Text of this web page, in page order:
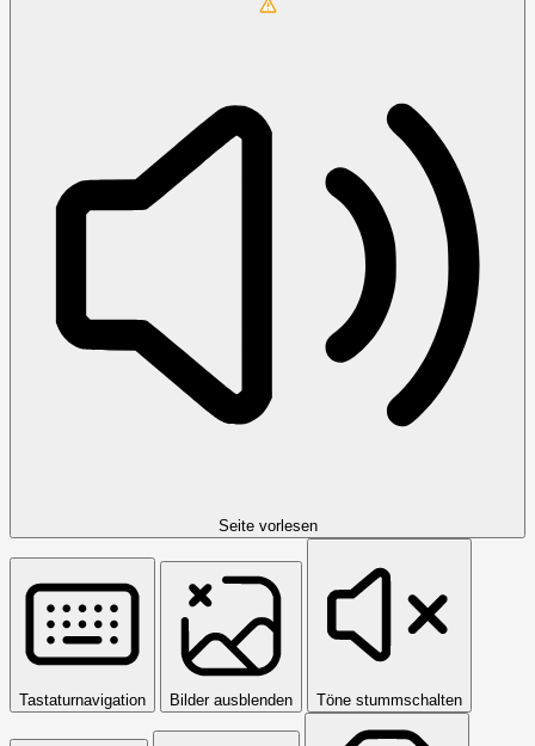
Seite vorlesen
Tastaturnavigation Bilder ausblenden Töne stummschalten